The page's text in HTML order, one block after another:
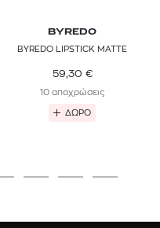
BYREDO
BYREDO LIPSTICK MATTE
59,30 €
10 αποχρώσεις
ΔΩΡΟ